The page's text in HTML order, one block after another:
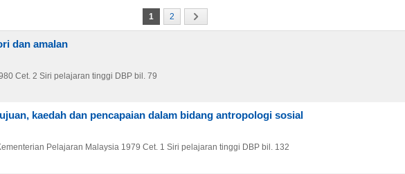
1 2
dan amalan
Cet. 2 Siri pelajaran tinggi DBP bil. 79
kaedah dan pencapaian dalam bidang antropologi sosial
Pelajaran Malaysia 1979 Cet. 1 Siri pelajaran tinggi DBP bil. 132